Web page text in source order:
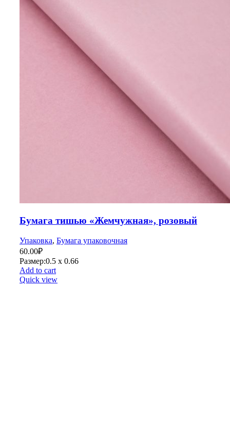
Бумага тишью «Жемчужная», розовый
Упаковка, Бумага упаковочная
60.00₽
Размер:0.5 х 0.66
Add to cart
Quick view